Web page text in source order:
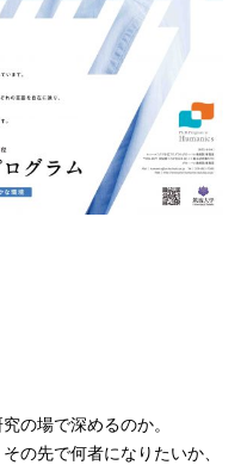
の場で深めるのか。
の先で何者になりたいか、